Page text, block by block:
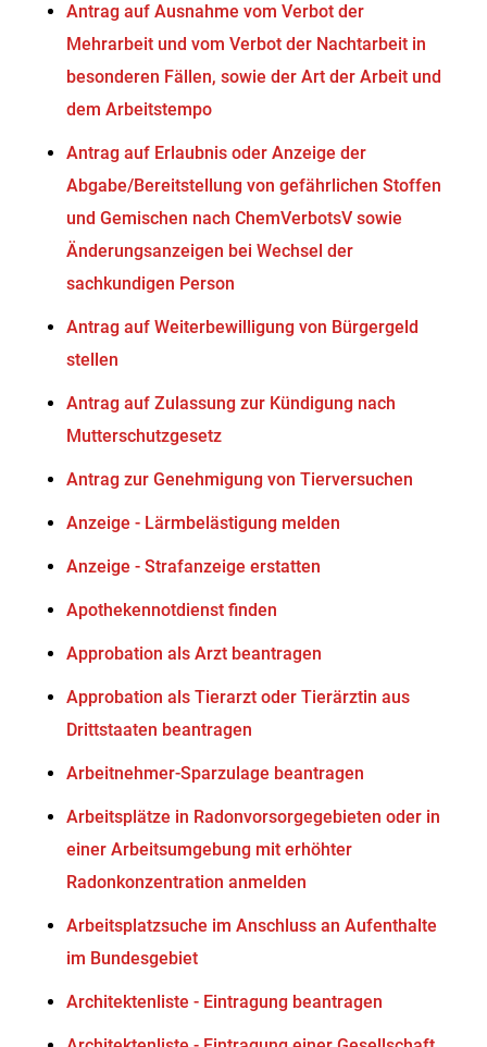
Antrag auf Ausnahme vom Verbot der
Mehrarbeit und vom Verbot der Nachtarbeit in
besonderen Fällen, sowie der Art der Arbeit und
dem Arbeitstempo
Antrag auf Erlaubnis oder Anzeige der
Abgabe/Bereitstellung von gefährlichen Stoffen
und Gemischen nach ChemVerbotsV sowie
Änderungsanzeigen bei Wechsel der
sachkundigen Person
Antrag auf Weiterbewilligung von Bürgergeld
stellen
Antrag auf Zulassung zur Kündigung nach
Mutterschutzgesetz
Antrag zur Genehmigung von Tierversuchen
Anzeige - Lärmbelästigung melden
Anzeige - Strafanzeige erstatten
Apothekennotdienst finden
Approbation als Arzt beantragen
Approbation als Tierarzt oder Tierärztin aus
Drittstaaten beantragen
Arbeitnehmer-Sparzulage beantragen
Arbeitsplätze in Radonvorsorgegebieten oder in
einer Arbeitsumgebung mit erhöhter
Radonkonzentration anmelden
Arbeitsplatzsuche im Anschluss an Aufenthalte
im Bundesgebiet
Architektenliste - Eintragung beantragen